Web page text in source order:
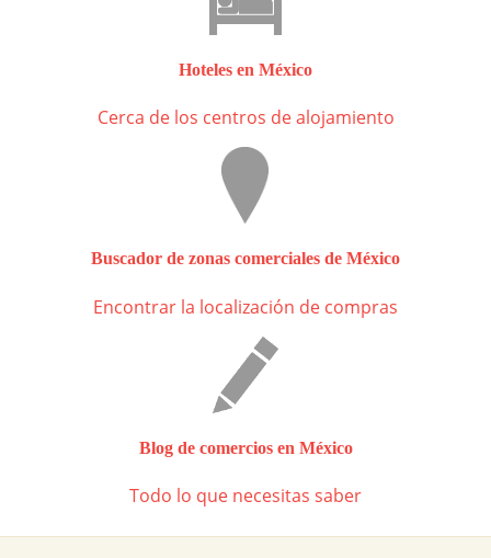
Hoteles en México
Cerca de los centros de alojamiento
Buscador de zonas comerciales de México
Encontrar la localización de compras
Blog de comercios en México
Todo lo que necesitas saber